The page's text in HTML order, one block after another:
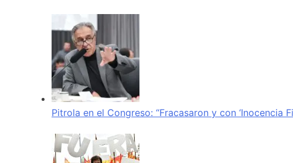
Pitrola en el Congreso: “Fracasaron y con ‘Inocencia